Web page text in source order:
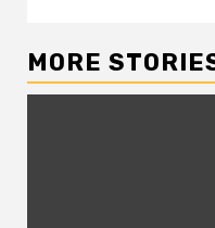
MORE